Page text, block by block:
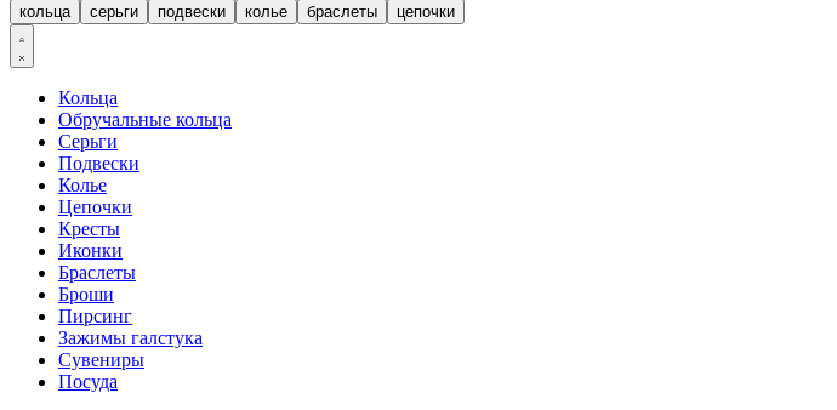
кольца серьги подвески колье браслеты цепочки
Кольца
Обручальные кольца
Серьги
Подвески
Колье
Цепочки
Кресты
Иконки
Браслеты
Броши
Пирсинг
Зажимы галстука
Сувениры
Посуда